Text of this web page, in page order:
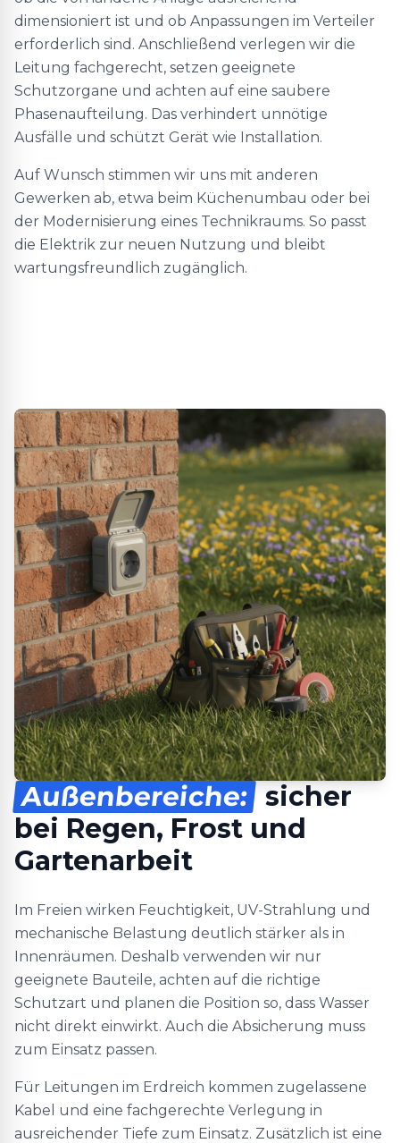
dimensioniert ist und ob Anpassungen im Verteiler
erforderlich sind. Anschließend verlegen wir die
Leitung fachgerecht, setzen geeignete
Schutzorgane und achten auf eine saubere
Phasenaufteilung. Das verhindert unnötige
Ausfälle und schützt Gerät wie Installation.
Auf Wunsch stimmen wir uns mit anderen
Gewerken ab, etwa beim Küchenumbau oder bei
der Modernisierung eines Technikraums. So passt
die Elektrik zur neuen Nutzung und bleibt
wartungsfreundlich zugänglich.
Außenbereiche: sicher
bei Regen, Frost und
Gartenarbeit
Im Freien wirken Feuchtigkeit, UV-Strahlung und
mechanische Belastung deutlich stärker als in
Innenräumen. Deshalb verwenden wir nur
geeignete Bauteile, achten auf die richtige
Schutzart und planen die Position so, dass Wasser
nicht direkt einwirkt. Auch die Absicherung muss
zum Einsatz passen.
Für Leitungen im Erdreich kommen zugelassene
Kabel und eine fachgerechte Verlegung in
ausreichender Tiefe zum Einsatz. Zusätzlich ist eine